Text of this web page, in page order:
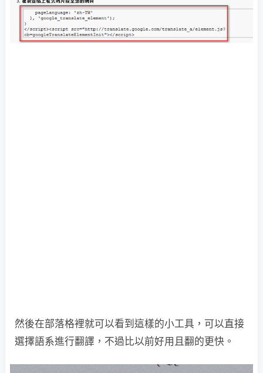
然後在部落格裡就可以看到這樣的小工具，可以直接
選擇語系進行翻譯，不過比以前好用且翻的更快。